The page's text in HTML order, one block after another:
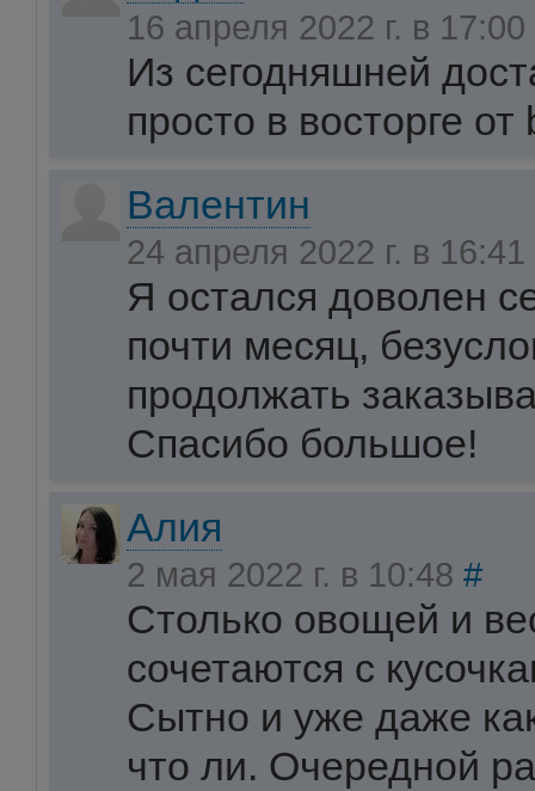
16 апреля 2022 г. в 17:00
Из сегодняшней
просто в восторге
Валентин
24 апреля 2022 г. в 16:41
Я остался доволен
почти месяц,
продолжать
Спасибо большое!
Алия
2 мая 2022 г. в 10:48 #
Столько овощей и
сочетаются с
Сытно и уже даже
что ли. Очередной